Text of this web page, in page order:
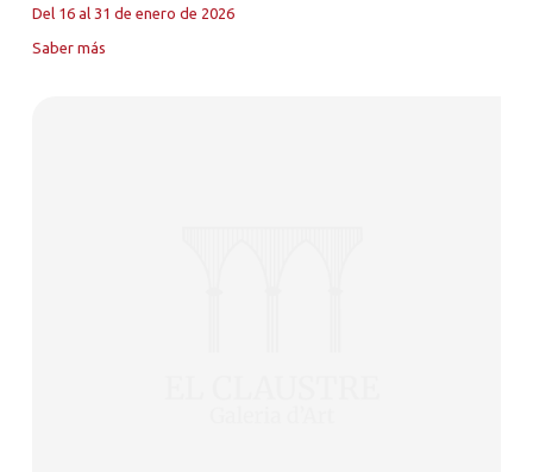
Del 16 al 31 de enero de 2026
Saber más